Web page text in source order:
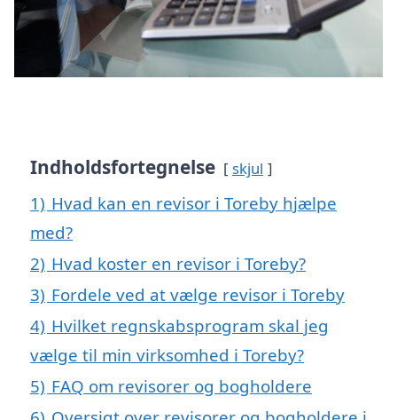
Indholdsfortegnelse skjul
1) Hvad kan en revisor i Toreby hjælpe
med?
2) Hvad koster en revisor i Toreby?
3) Fordele ved at vælge revisor i Toreby
4) Hvilket regnskabsprogram skal jeg
vælge til min virksomhed i Toreby?
5) FAQ om revisorer og bogholdere